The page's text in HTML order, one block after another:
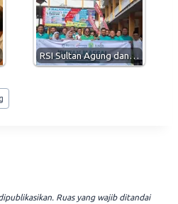
RSI Sultan Agung dan…
Ruas yang wajib ditandai